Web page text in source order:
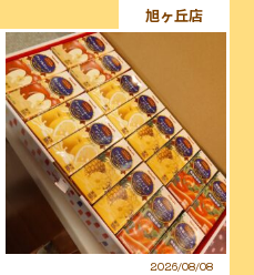
旭ヶ丘店
2026/08/08